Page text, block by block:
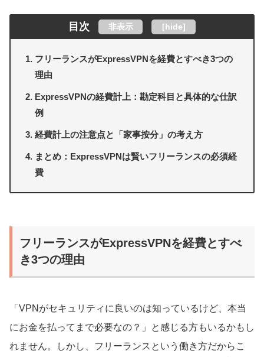
目次 非表示 [hide]
フリーランスがExpressVPNを経費とすべき3つの
理由
ExpressVPNの経費計上：勘定科目と具体的な仕訳
例
経費計上の注意点と「家事按分」の考え方
まとめ：ExpressVPNは賢いフリーランスの必須経
費
フリーランスがExpressVPNを経費とすべ
き3つの理由
「VPNがセキュリティに良いのは知っているけど、本当
にお金を払ってまで必要なの？」と感じる方もいるかもし
れません。しかし、フリーランスという働き方だからこ